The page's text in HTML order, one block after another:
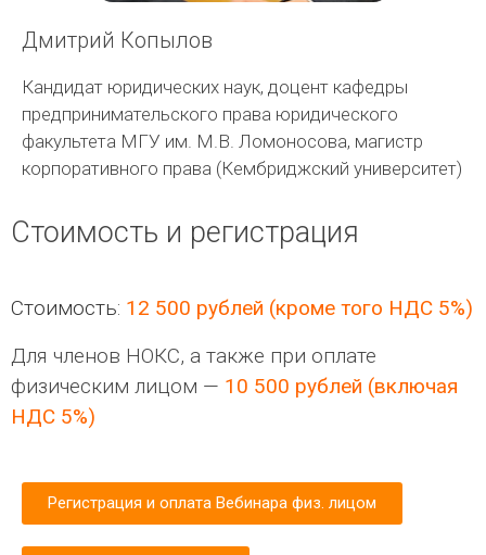
Дмитрий Копылов
Кандидат юридических наук, доцент кафедры
предпринимательского права юридического
факультета МГУ им. М.В. Ломоносова, магистр
корпоративного права (Кембриджский университет)
Стоимость и регистрация
Стоимость: 12 500 рублей (кроме того НДС 5%)
Для членов НОКС, а также при оплате
физическим лицом — 10 500 рублей (включая
НДС 5%)
Регистрация и оплата Вебинара физ. лицом